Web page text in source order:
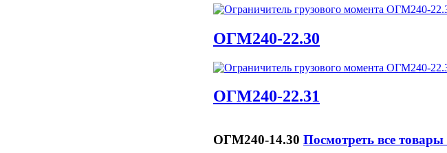
ОГМ240-22.30
ОГМ240-22.31
ОГМ240-14.30 Посмотреть все товары